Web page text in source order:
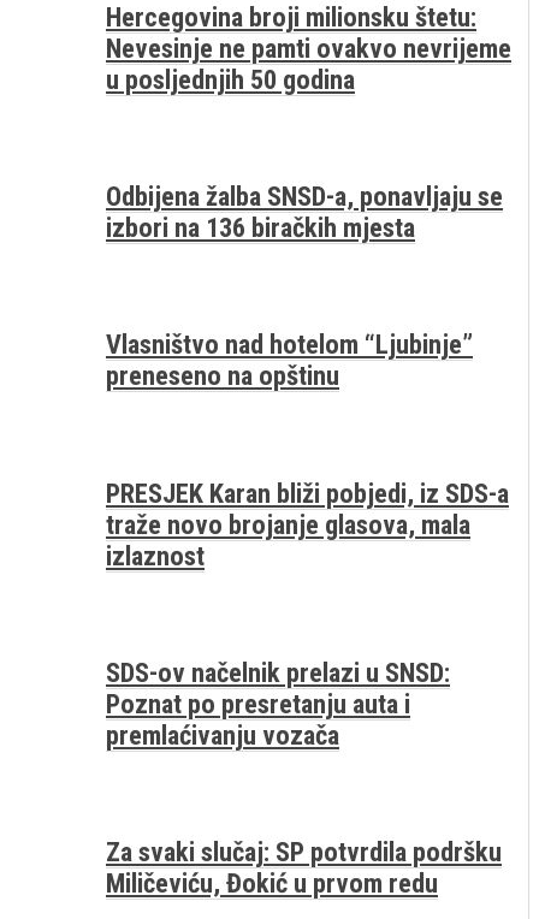
Hercegovina broji milionsku štetu:
Nevesinje ne pamti ovakvo nevrijeme
u posljednjih 50 godina
Odbijena žalba SNSD-a, ponavljaju se
izbori na 136 biračkih mjesta
Vlasništvo nad hotelom “Ljubinje”
preneseno na opštinu
PRESJEK Karan bliži pobjedi, iz SDS-a
traže novo brojanje glasova, mala
izlaznost
SDS-ov načelnik prelazi u SNSD:
Poznat po presretanju auta i
premlaćivanju vozača
Za svaki slučaj: SP potvrdila podršku
Miličeviću, Đokić u prvom redu